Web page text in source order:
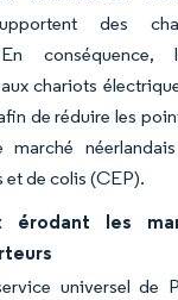
des
conséquence,
chariots
de réduire les
marché
et de colis (CEP).
érodant les
universel de